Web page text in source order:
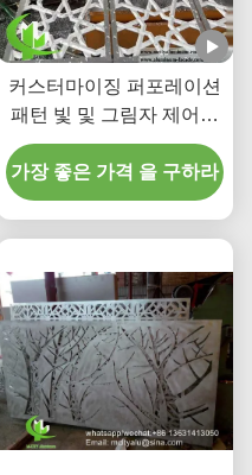
커스터마이징 퍼포레이션
패턴 빛 및 그림자 제어을
위한 PVDF 코팅을 가진
알루미늄 스크린
가장 좋은 가격 을 구하라